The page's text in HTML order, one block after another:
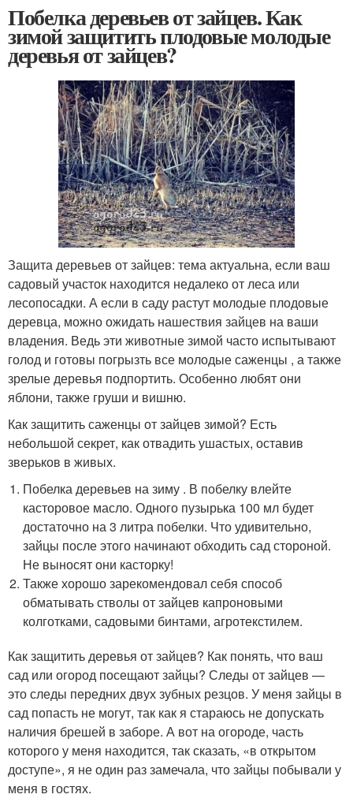
Побелка деревьев от зайцев. Как
зимой защитить плодовые молодые
деревья от зайцев?
Защита деревьев от зайцев: тема актуальна, если ваш
садовый участок находится недалеко от леса или
лесопосадки. А если в саду растут молодые плодовые
деревца, можно ожидать нашествия зайцев на ваши
владения. Ведь эти животные зимой часто испытывают
голод и готовы погрызть все молодые саженцы , а также
зрелые деревья подпортить. Особенно любят они
яблони, также груши и вишню.
Как защитить саженцы от зайцев зимой? Есть
небольшой секрет, как отвадить ушастых, оставив
зверьков в живых.
Побелка деревьев на зиму . В побелку влейте
касторовое масло. Одного пузырька 100 мл будет
достаточно на 3 литра побелки. Что удивительно,
зайцы после этого начинают обходить сад стороной.
Не выносят они касторку!
Также хорошо зарекомендовал себя способ
обматывать стволы от зайцев капроновыми
колготками, садовыми бинтами, агротекстилем.
Как защитить деревья от зайцев? Как понять, что ваш
сад или огород посещают зайцы? Следы от зайцев —
это следы передних двух зубных резцов. У меня зайцы в
сад попасть не могут, так как я стараюсь не допускать
наличия брешей в заборе. А вот на огороде, часть
которого у меня находится, так сказать, «в открытом
доступе», я не один раз замечала, что зайцы побывали у
меня в гостях.